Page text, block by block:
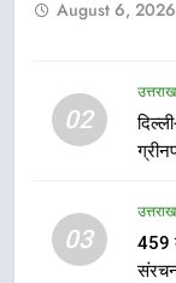
August 6, 2026
02
03
459